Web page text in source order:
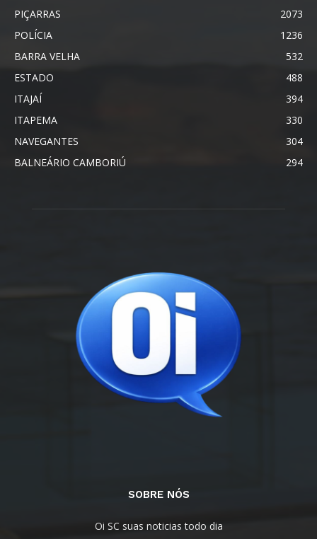
PIÇARRAS
2073
POLÍCIA
1236
BARRA VELHA
532
ESTADO
488
ITAJAÍ
394
ITAPEMA
330
NAVEGANTES
304
BALNEÁRIO CAMBORIÚ
294
SOBRE NÓS
Oi SC suas noticias todo dia